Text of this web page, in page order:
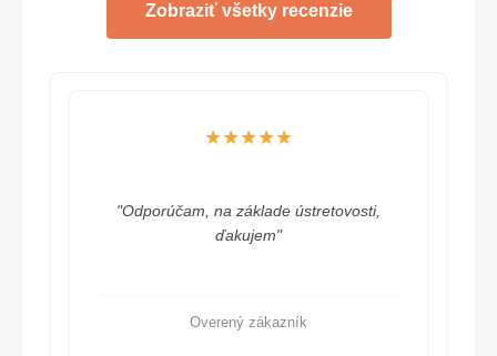
Zobraziť všetky recenzie
★★★★★
"Odporúčam, na základe ústretovosti,
ďakujem"
Overený zákazník